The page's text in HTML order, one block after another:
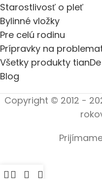
Starostlivosť o pleť
Bylinné vložky
Pre celú rodinu
Prípravky na
Všetky produkty tianDe
Blog
Copyright © 2012 -